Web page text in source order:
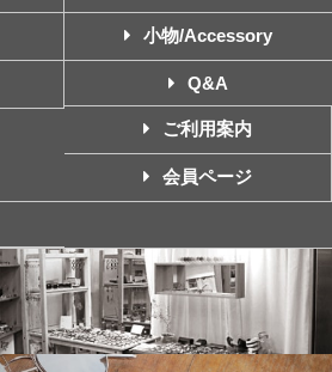
小物/Accessory
Q&A
ご利用案内
会員ページ